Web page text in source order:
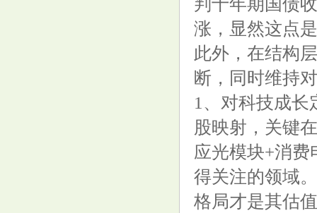
判十年期国债
涨，显然这点
此外，在结构
断，同时维持
1、对科技成长
股映射，关键
应光模块+消
得关注的领域
格局才是其估